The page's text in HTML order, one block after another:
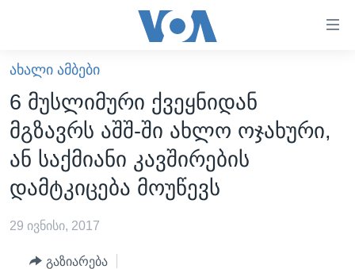
ხელმისაწვდომობისთვის
გადადით
მთავარზე
გადადით
მთავარ
ნავიგაციაზე
გადადით
ძიებაზე
ᲐᲮᲐᲚᲘ ᲐᲛᲑᲔᲑᲘ
ᲡᲐᲥᲐᲠᲗᲕᲔᲚᲝ
ᲐᲨᲨ
ᲐᲨᲨ-ᲘᲡ ᲐᲠᲩᲔᲕᲜᲔᲑᲘ 2024
ᲛᲡᲝᲤᲚᲘᲝ
ᲕᲘᲓᲔᲝᲔᲑᲘ
ᲐᲮᲐᲚᲘ ᲐᲛᲑᲔᲑᲘ
6 მუსლიმური ქვეყნიდან
მგზავრს აშშ-ში ახლო ოჯახური,
ან საქმიანი კავშირების
დამტკიცება მოუწევს
29 ივნისი, 2017
გაზიარება